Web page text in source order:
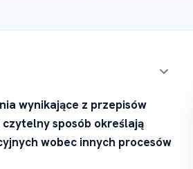
wynikające z przepisów
sposób określają
wobec innych procesów